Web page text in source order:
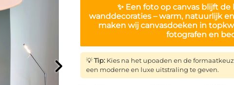
✨ Een foto op canvas blijft de
wanddecoraties – warm, natuurlijk
maken wij canvasdoeken in
fotografen en
💡Tip: Kies na het upoaden en de
een moderne en luxe uitstraling te geven.